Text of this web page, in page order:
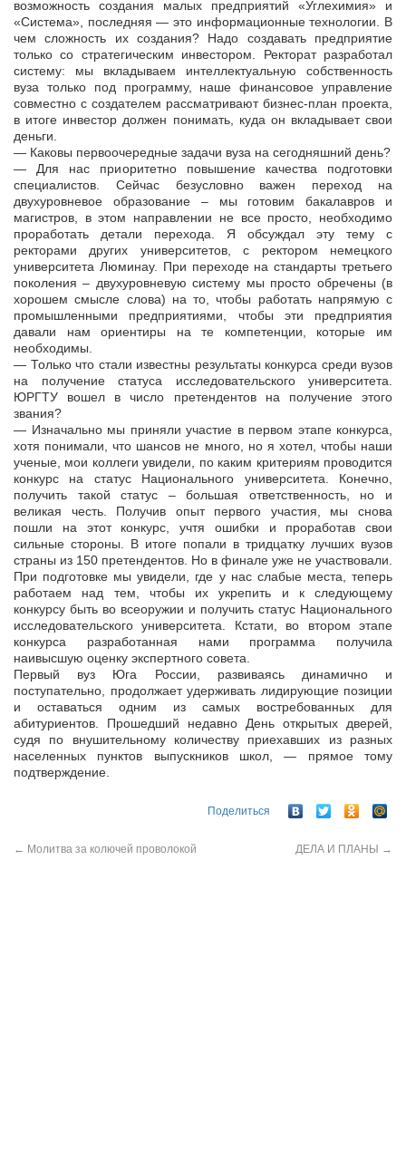
возможность создания малых предприятий «Углехимия» и
«Система», последняя — это информационные технологии. В
чем сложность их создания? Надо создавать предприятие
только со стратегическим инвестором. Ректорат разработал
систему: мы вкладываем интеллектуальную собственность
вуза только под программу, наше финансовое управление
совместно с создателем рассматривают бизнес-план проекта,
в итоге инвестор должен понимать, куда он вкладывает свои
деньги.
— Каковы первоочередные задачи вуза на сегодняшний день?
— Для нас приоритетно повышение качества подготовки
специалистов. Сейчас безусловно важен переход на
двухуровневое образование – мы готовим бакалавров и
магистров, в этом направлении не все просто, необходимо
проработать детали перехода. Я обсуждал эту тему с
ректорами других университетов, с ректором немецкого
университета Люминау. При переходе на стандарты третьего
поколения – двухуровневую систему мы просто обречены (в
хорошем смысле слова) на то, чтобы работать напрямую с
промышленными предприятиями, чтобы эти предприятия
давали нам ориентиры на те компетенции, которые им
необходимы.
— Только что стали известны результаты конкурса среди вузов
на получение статуса исследовательского университета.
ЮРГТУ вошел в число претендентов на получение этого
звания?
— Изначально мы приняли участие в первом этапе конкурса,
хотя понимали, что шансов не много, но я хотел, чтобы наши
ученые, мои коллеги увидели, по каким критериям проводится
конкурс на статус Национального университета. Конечно,
получить такой статус – большая ответственность, но и
великая честь. Получив опыт первого участия, мы снова
пошли на этот конкурс, учтя ошибки и проработав свои
сильные стороны. В итоге попали в тридцатку лучших вузов
страны из 150 претендентов. Но в финале уже не участвовали.
При подготовке мы увидели, где у нас слабые места, теперь
работаем над тем, чтобы их укрепить и к следующему
конкурсу быть во всеоружии и получить статус Национального
исследовательского университета. Кстати, во втором этапе
конкурса разработанная нами программа получила
наивысшую оценку экспертного совета.
Первый вуз Юга России, развиваясь динамично и
поступательно, продолжает удерживать лидирующие позиции
и оставаться одним из самых востребованных для
абитуриентов. Прошедший недавно День открытых дверей,
судя по внушительному количеству приехавших из разных
населенных пунктов выпускников школ, — прямое тому
подтверждение.
Поделиться
← Молитва за колючей проволокой ДЕЛА И ПЛАНЫ →